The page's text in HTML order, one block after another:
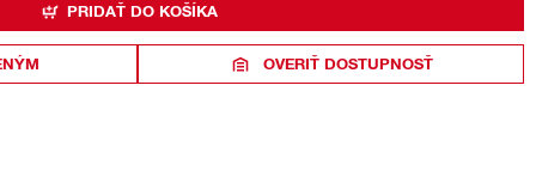
PRIDAŤ DO KOŠÍKA
OVERIŤ DOSTUPNOSŤ